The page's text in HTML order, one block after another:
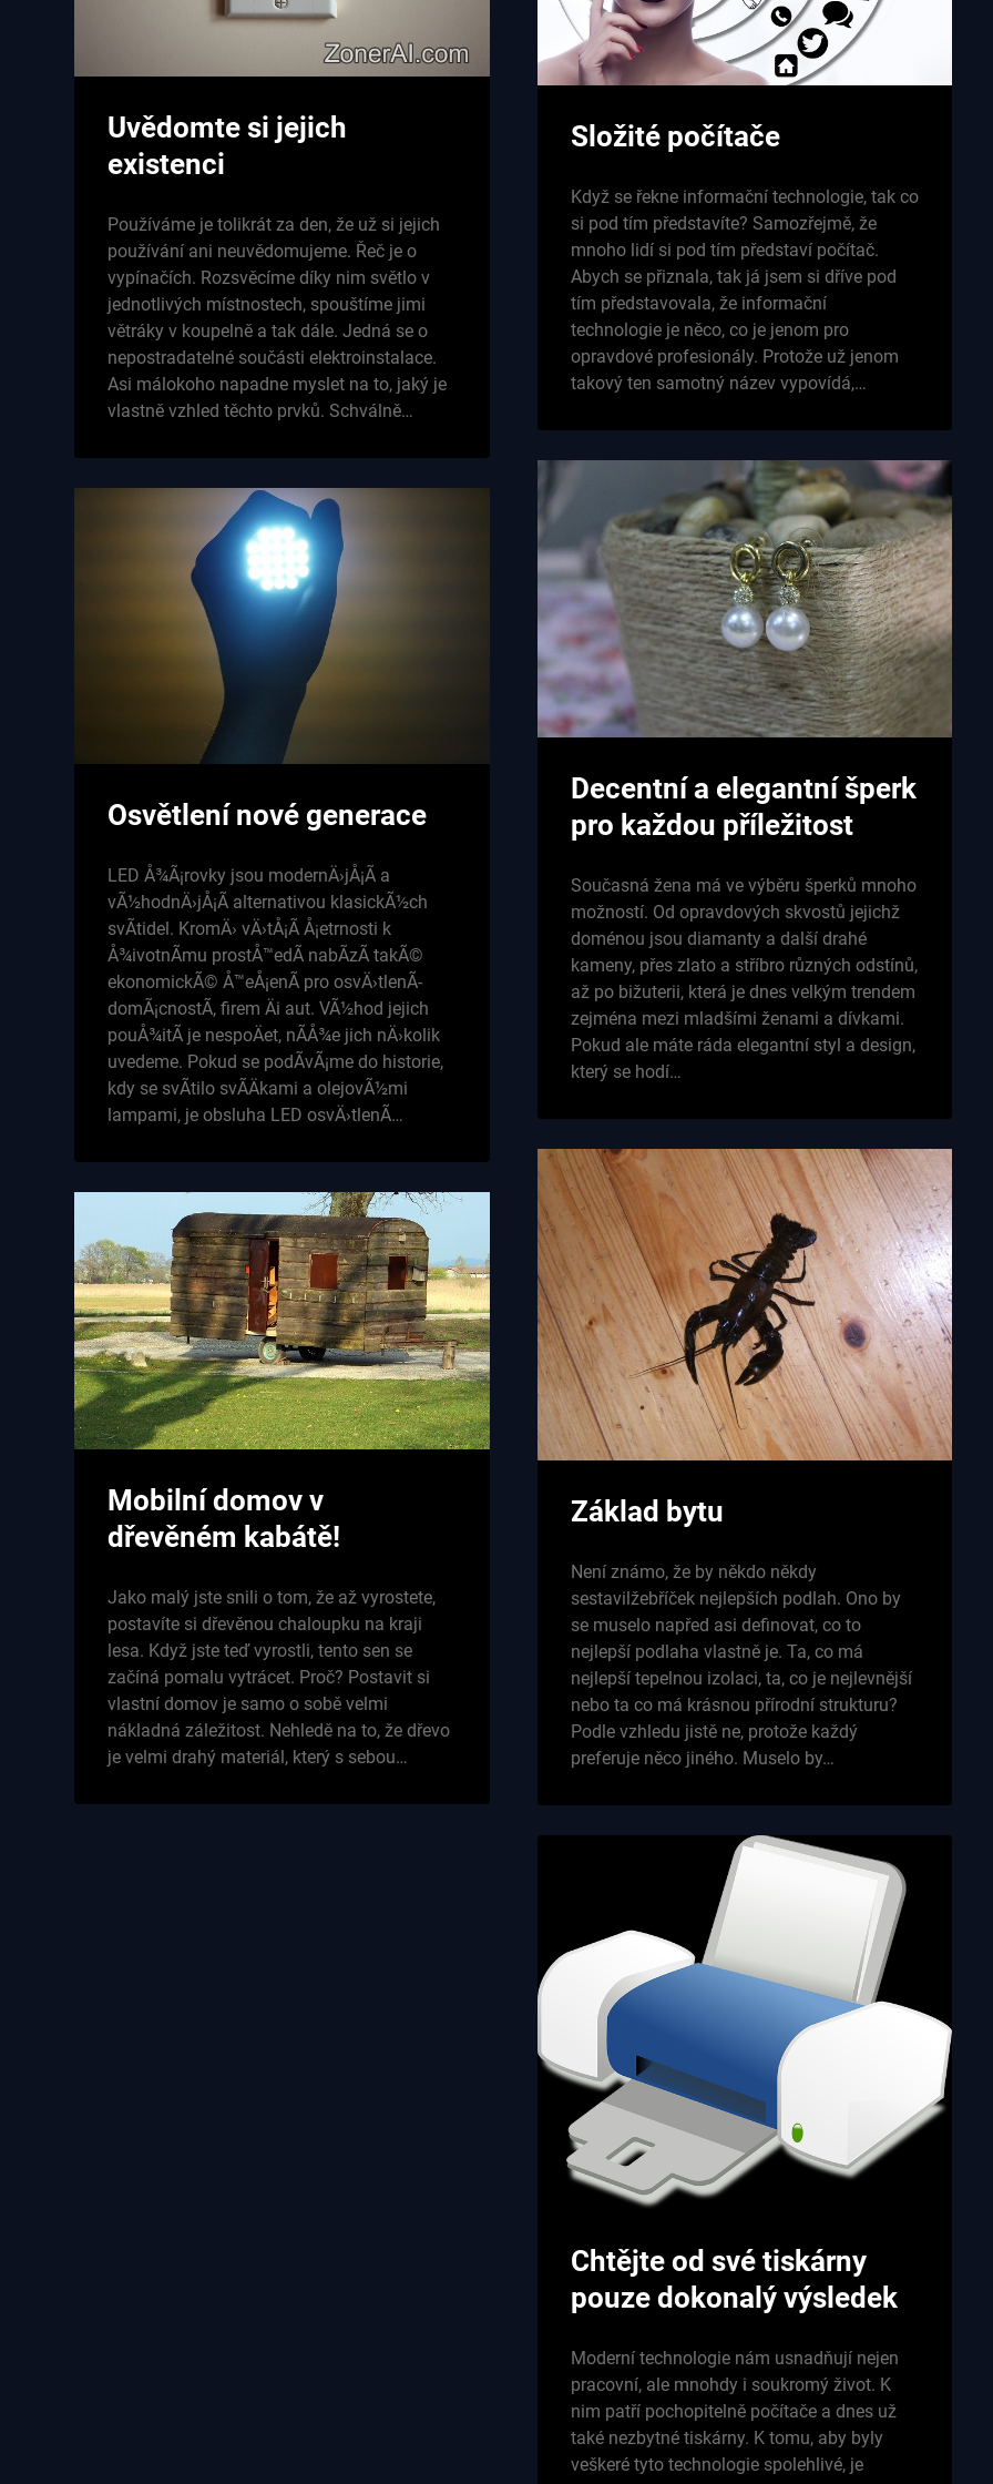
Uvědomte si jejich
existenci
Používáme je tolikrát za den, že už si jejich
používání ani neuvědomujeme. Řeč je o
vypínačích. Rozsvěcíme díky nim světlo v
jednotlivých místnostech, spouštíme jimi
větráky v koupelně a tak dále. Jedná se o
nepostradatelné součásti elektroinstalace.
Asi málokoho napadne myslet na to, jaký je
vlastně vzhled těchto prvků. Schválně…
Osvětlení nové generace
LED Å¾Ã¡rovky jsou modernÄ›jÅ¡Ã­ a
vÃ½hodnÄ›jÅ¡Ã­ alternativou klasickÃ½ch
svÃ­tidel. KromÄ› vÄ›tÅ¡Ã­ Å¡etrnosti k
Å¾ivotnÃ­mu prostÅ™edÃ­ nabÃ­zÃ­ takÃ©
ekonomickÃ© Å™eÅ¡enÃ­ pro osvÄ›tlenÃ­
domÃ¡cnostÃ­, firem Äi aut. VÃ½hod jejich
pouÅ¾itÃ­ je nespoÄet, nÃ­Å¾e jich nÄ›kolik
uvedeme. Pokud se podÃ­vÃ¡me do historie,
kdy se svÃ­tilo svÃ­Äkami a olejovÃ½mi
lampami, je obsluha LED osvÄ›tlenÃ­…
Mobilní domov v
dřevěném kabátě!
Jako malý jste snili o tom, že až vyrostete,
postavíte si dřevěnou chaloupku na kraji
lesa. Když jste teď vyrostli, tento sen se
začíná pomalu vytrácet. Proč? Postavit si
vlastní domov je samo o sobě velmi
nákladná záležitost. Nehledě na to, že dřevo
je velmi drahý materiál, který s sebou…
Složité počítače
Když se řekne informační technologie, tak co
si pod tím představíte? Samozřejmě, že
mnoho lidí si pod tím představí počítač.
Abych se přiznala, tak já jsem si dříve pod
tím představovala, že informační
technologie je něco, co je jenom pro
opravdové profesionály. Protože už jenom
takový ten samotný název vypovídá,…
Decentní a elegantní šperk
pro každou příležitost
Současná žena má ve výběru šperků mnoho
možností. Od opravdových skvostů jejichž
doménou jsou diamanty a další drahé
kameny, přes zlato a stříbro různých odstínů,
až po bižuterii, která je dnes velkým trendem
zejména mezi mladšími ženami a dívkami.
Pokud ale máte ráda elegantní styl a design,
který se hodí…
Základ bytu
Není známo, že by někdo někdy
sestavilžebříček nejlepších podlah. Ono by
se muselo napřed asi definovat, co to
nejlepší podlaha vlastně je. Ta, co má
nejlepší tepelnou izolaci, ta, co je nejlevnější
nebo ta co má krásnou přírodní strukturu?
Podle vzhledu jistě ne, protože každý
preferuje něco jiného. Muselo by…
Chtějte od své tiskárny
pouze dokonalý výsledek
Moderní technologie nám usnadňují nejen
pracovní, ale mnohdy i soukromý život. K
nim patří pochopitelně počítače a dnes už
také nezbytné tiskárny. K tomu, aby byly
veškeré tyto technologie spolehlivé, je